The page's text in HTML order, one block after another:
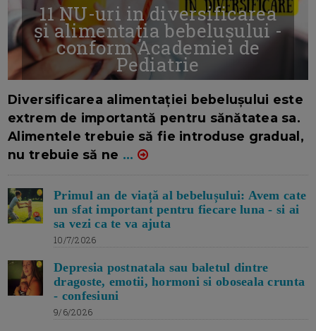
11 NU-uri in diversificarea
și alimentația bebelușului -
conform Academiei de
Pediatrie
Diversificarea alimentației bebelușului este
extrem de importantă pentru sănătatea sa.
Alimentele trebuie să fie introduse gradual,
nu trebuie să ne ...
Primul an de viață al bebelușului: Avem cate
un sfat important pentru fiecare luna - si ai
sa vezi ca te va ajuta
10/7/2026
Depresia postnatala sau baletul dintre
dragoste, emotii, hormoni si oboseala crunta
- confesiuni
9/6/2026